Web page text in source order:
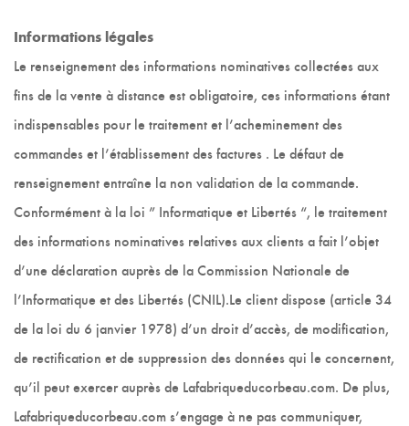
Informations légales
Le renseignement des informations nominatives collectées aux
fins de la vente à distance est obligatoire, ces informations étant
indispensables pour le traitement et l’acheminement des
commandes et l’établissement des factures . Le défaut de
renseignement entraîne la non validation de la commande.
Conformément à la loi ” Informatique et Libertés “, le traitement
des informations nominatives relatives aux clients a fait l’objet
d’une déclaration auprès de la Commission Nationale de
l’Informatique et des Libertés (CNIL).Le client dispose (article 34
de la loi du 6 janvier 1978) d’un droit d’accès, de modification,
de rectification et de suppression des données qui le concernent,
qu’il peut exercer auprès de Lafabriqueducorbeau.com. De plus,
Lafabriqueducorbeau.com s’engage à ne pas communiquer,